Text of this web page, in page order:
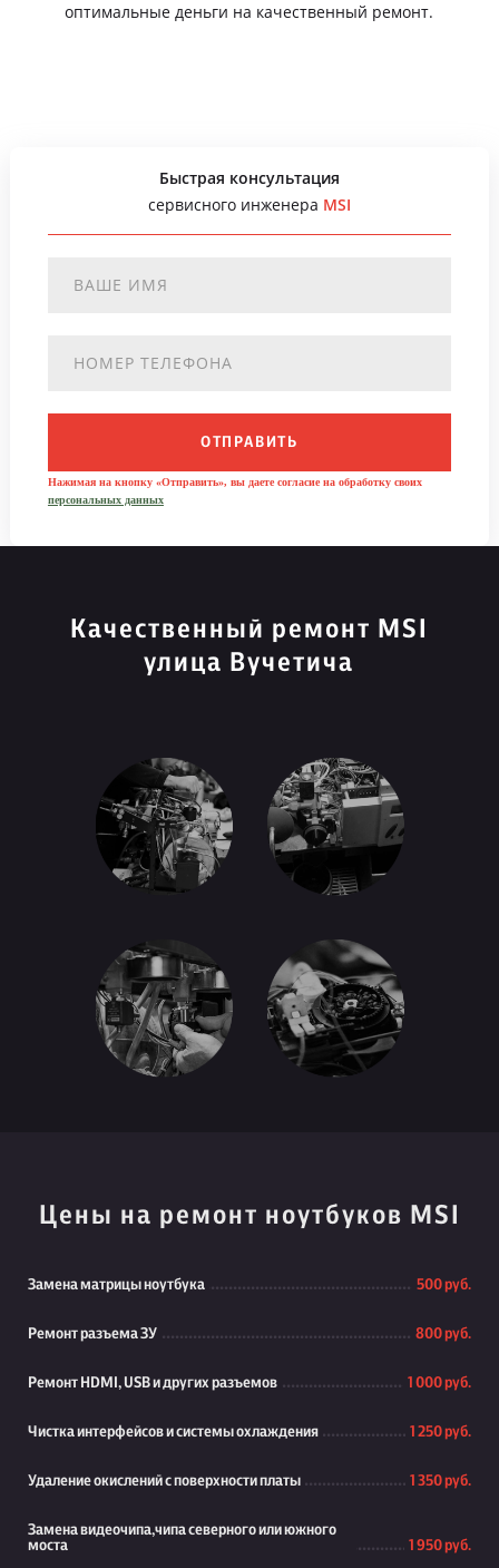
оптимальные деньги на качественный ремонт.
Быстрая консультация
сервисного инженера MSI
ОТПРАВИТЬ
Нажимая на кнопку «Отправить», вы даете согласие на обработку своих
персональных данных
Качественный ремонт MSI
улица Вучетича
Цены на ремонт ноутбуков MSI
Замена матрицы ноутбука 500 руб.
Ремонт разъема ЗУ 800 руб.
Ремонт HDMI, USB и других разъемов 1 000 руб.
Чистка интерфейсов и системы охлаждения 1 250 руб.
Удаление окислений с поверхности платы 1 350 руб.
Замена видеочипа,чипа северного или южного
моста
1 950 руб.